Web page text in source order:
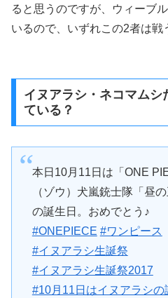
ると思うのですが、ウィーブ
いるので、いずれこの2者は戦
イヌアラシ・ネコマムシ
ている？
本日10月11日は「ONE
（ゾウ）犬嵐銃士隊「昼
の誕生日。おめでとう♪
#ONEPIECE #ワンピース
#イヌアラシ生誕祭
#イヌアラシ生誕祭2017
#10月11日はイヌアラシの